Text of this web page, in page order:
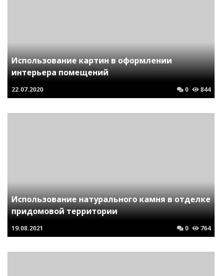
Использование картин в оформлении
интерьера помещений
22.07.2020 0 844
Использование натурального камня в отделке
придомовой территории
19.08.2021 0 764